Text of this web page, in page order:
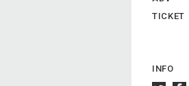
TICKET
INFO